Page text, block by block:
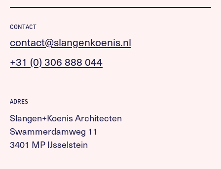
CONTACT
contact@slangenkoenis.nl
+31 (0) 306 888 044
ADRES
Slangen+Koenis Architecten
Swammerdamweg 11
3401 MP IJsselstein